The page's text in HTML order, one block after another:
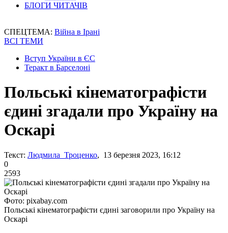
БЛОГИ ЧИТАЧІВ
СПЕЦТЕМА: Війна в Ірані
ВСІ ТЕМИ
Вступ України в ЄС
Теракт в Барселоні
Польські кінематографісти
єдині згадали про Україну на
Оскарі
Текст: Людмила Троценко, 13 березня 2023, 16:12
0
2593
Фото: pixabay.com
Польські кінематографісти єдині заговорили про Україну на
Оскарі